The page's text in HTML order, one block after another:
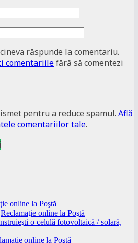
răspunde la comentariu.
comentariilefără să comentezi
pentru a reduce spamul. Află
comentariilor tale.
online la Poştă
Reclamaţie online la Poştă
o celulă fotovoltaică / solară,
online la Poştă